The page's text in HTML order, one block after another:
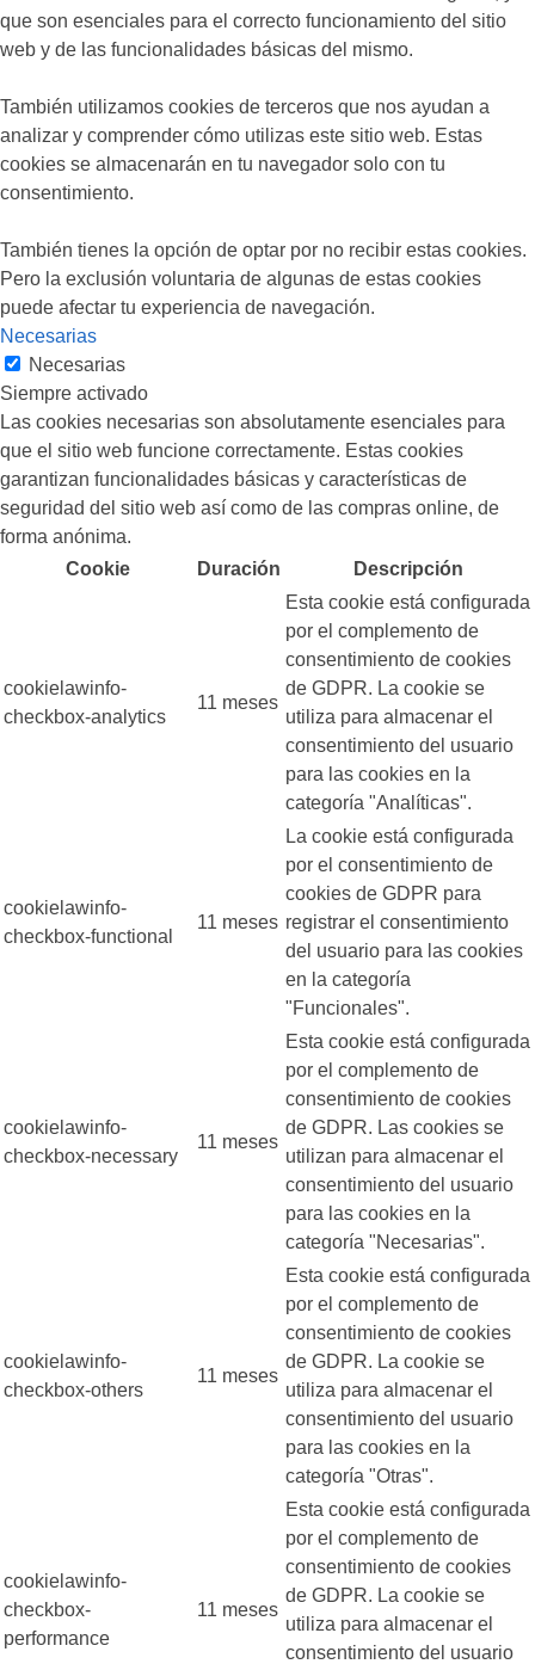
que son esenciales para el correcto funcionamiento del sitio
web y de las funcionalidades básicas del mismo.
También utilizamos cookies de terceros que nos ayudan a
analizar y comprender cómo utilizas este sitio web. Estas
cookies se almacenarán en tu navegador solo con tu
consentimiento.
También tienes la opción de optar por no recibir estas cookies.
Pero la exclusión voluntaria de algunas de estas cookies
puede afectar tu experiencia de navegación.
Necesarias
Necesarias
Siempre activado
Las cookies necesarias son absolutamente esenciales para
que el sitio web funcione correctamente. Estas cookies
garantizan funcionalidades básicas y características de
seguridad del sitio web así como de las compras online, de
forma anónima.
Cookie
Duración Descripción
cookielawinfo-
checkbox-analytics
11 meses
Esta cookie está configurada
por el complemento de
consentimiento de cookies
de GDPR. La cookie se
utiliza para almacenar el
consentimiento del usuario
para las cookies en la
categoría "Analíticas".
cookielawinfo-
checkbox-functional
11 meses
La cookie está configurada
por el consentimiento de
cookies de GDPR para
registrar el consentimiento
del usuario para las cookies
en la categoría
"Funcionales".
cookielawinfo-
checkbox-necessary
11 meses
Esta cookie está configurada
por el complemento de
consentimiento de cookies
de GDPR. Las cookies se
utilizan para almacenar el
consentimiento del usuario
para las cookies en la
categoría "Necesarias".
cookielawinfo-
checkbox-others
11 meses
Esta cookie está configurada
por el complemento de
consentimiento de cookies
de GDPR. La cookie se
utiliza para almacenar el
consentimiento del usuario
para las cookies en la
categoría "Otras".
cookielawinfo-
checkbox-
performance
11 meses
Esta cookie está configurada
por el complemento de
consentimiento de cookies
de GDPR. La cookie se
utiliza para almacenar el
consentimiento del usuario